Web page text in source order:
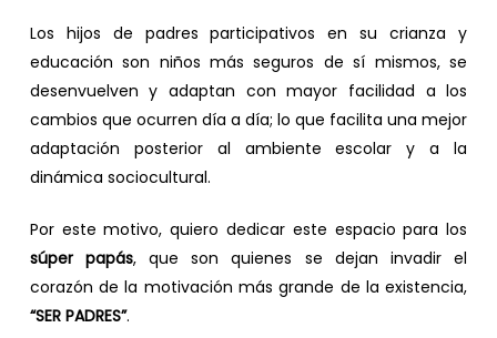
Los hijos de padres participativos en su crianza y
educación son niños más seguros de sí mismos, se
desenvuelven y adaptan con mayor facilidad a los
cambios que ocurren día a día; lo que facilita una mejor
adaptación posterior al ambiente escolar y a la
dinámica sociocultural.
Por este motivo, quiero dedicar este espacio para los
súper papás, que son quienes se dejan invadir el
corazón de la motivación más grande de la existencia,
“SER PADRES”.